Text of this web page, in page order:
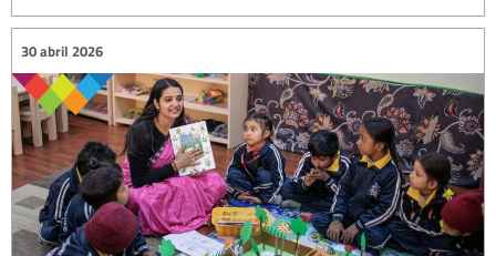
30 abril 2026